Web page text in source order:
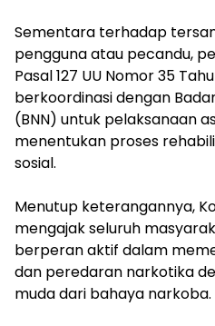
‎Sementara terhadap
pengguna atau pecandu,
Pasal 127 UU Nomor 35
berkoordinasi dengan
(BNN) untuk pelaksanaan
menentukan proses
sosial.
‎Menutup keterangannya,
mengajak seluruh
berperan aktif dalam
dan peredaran narkotika
muda dari bahaya narkoba.